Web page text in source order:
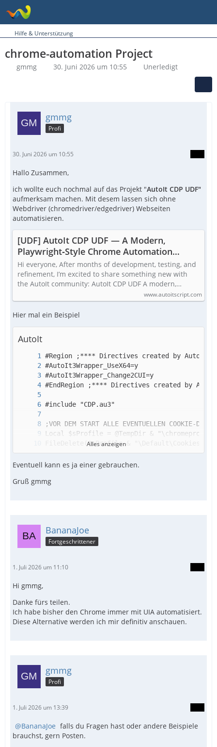
Hilfe & Unterstützung
chrome-automation Project
gmmg 30. Juni 2026 um 10:55 Unerledigt
gmmg
Profi
30. Juni 2026 um 10:55
Hallo Zusammen,
ich wollte euch nochmal auf das Projekt "AutoIt CDP UDF"
aufmerksam machen. Mit desem lassen sich ohne
Webdriver (chromedriver/edgedriver) Webseiten
automatisieren.
[UDF] AutoIt CDP UDF — A Modern,
Playwright‑Style Chrome Automation
Library
Hi everyone, After months of development, testing, and
refinement, I’m excited to share something new with
the AutoIt community: AutoIt CDP UDF A modern,…
www.autoitscript.com
Hier mal ein Beispiel
AutoIt
Alles anzeigen
Eventuell kann es ja einer gebrauchen.
Gruß gmmg
BananaJoe
Fortgeschrittener
1. Juli 2026 um 11:10
Hi gmmg,
Danke fürs teilen.
Ich habe bisher den Chrome immer mit UIA automatisiert.
Diese Alternative werden ich mir definitiv anschauen.
gmmg
Profi
1. Juli 2026 um 13:39
BananaJoe falls du Fragen hast oder andere Beispiele
brauchst, gern Posten.